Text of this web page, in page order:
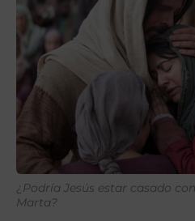
¿Podría Jesús estar casado
Marta?